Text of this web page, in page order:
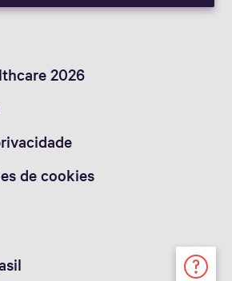
2026
de cookies